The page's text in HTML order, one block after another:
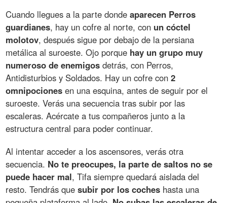
Cuando llegues a la parte dondeaparecen Perros
guardianes, hay un cofre al norte, con un cóctel
molotov, después sigue por debajo de la persiana
metálica al suroeste. Ojo porque hay un grupo muy
numeroso de enemigos detrás, con Perros,
Antidisturbios y Soldados. Hay un cofre con2
omnipociones en una esquina, antes de seguir por el
suroeste. Verás una secuencia tras subir por las
escaleras. Acércate a tus compañeros junto a la
estructura central para poder continuar.
Al intentar acceder a los ascensores, verás otra
secuencia. No te preocupes, la parte de saltos no se
puede hacer mal, Tifa siempre quedará aislada del
resto. Tendrás quesubir por los coches hasta una